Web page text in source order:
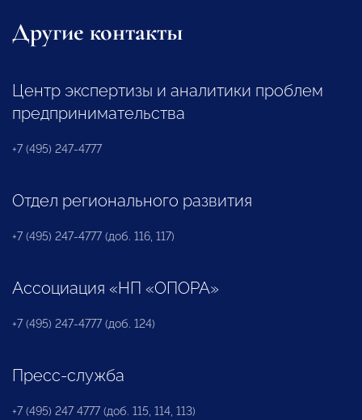
Другие контакты
Центр экспертизы и аналитики проблем
предпринимательства
+7 (495) 247-4777
Отдел регионального развития
+7 (495) 247-4777 (доб. 116, 117)
Ассоциация «НП «ОПОРА»
+7 (495) 247-4777 (доб. 124)
Пресс-служба
+7 (495) 247 4777 (доб. 115, 114, 113)